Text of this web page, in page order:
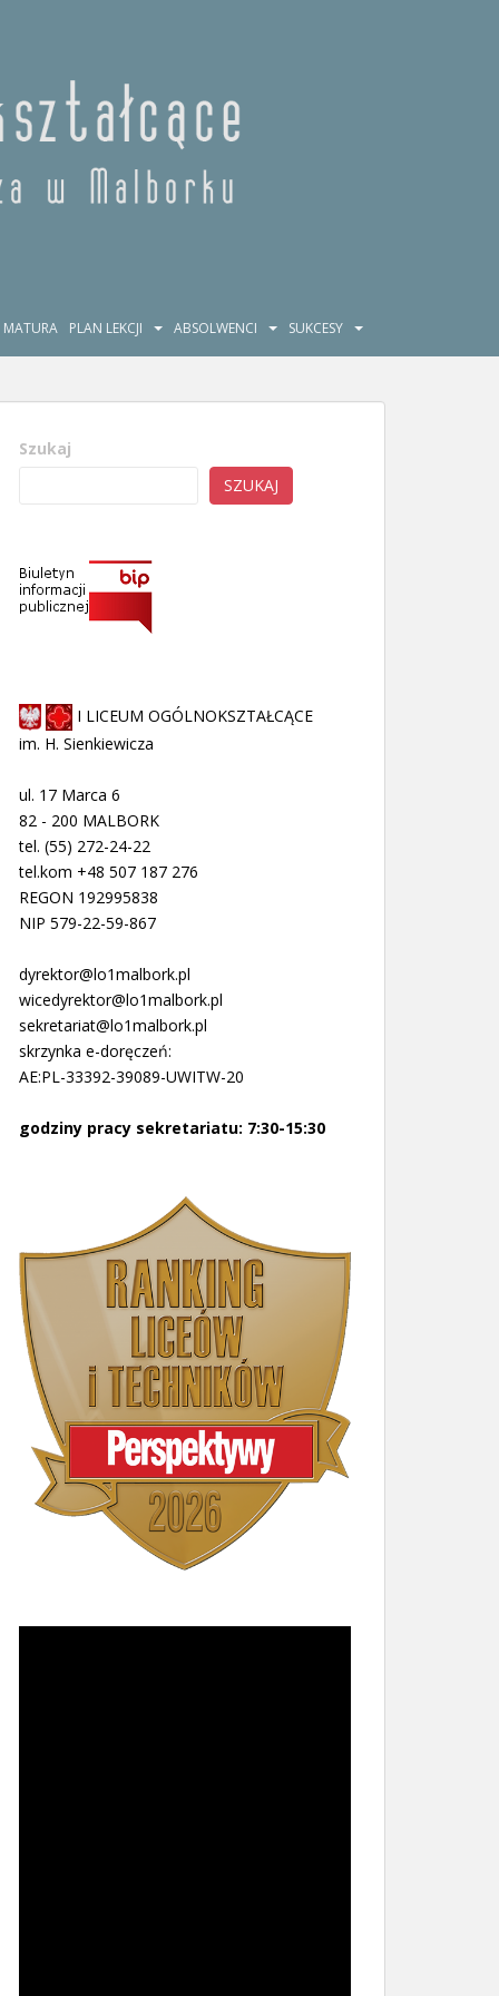
MATURA PLAN LEKCJI ABSOLWENCI SUKCESY
Szukaj
SZUKAJ
I LICEUM OGÓLNOKSZTAŁCĄCE
im. H. Sienkiewicza
ul. 17 Marca 6
82 - 200 MALBORK
tel. (55) 272-24-22
tel.kom +48 507 187 276
REGON 192995838
NIP 579-22-59-867
dyrektor@lo1malbork.pl
wicedyrektor@lo1malbork.pl
sekretariat@lo1malbork.pl
skrzynka e-doręczeń:
AE:PL-33392-39089-UWITW-20
godziny pracy sekretariatu: 7:30-15:30